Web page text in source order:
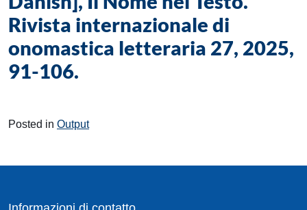
Rivista internazionale di
onomastica letteraria 27, 2025,
91-106.
Posted in Output